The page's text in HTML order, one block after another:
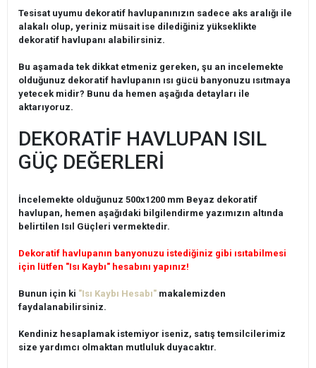
Tesisat uyumu dekoratif havlupanınızın sadece aks aralığı ile
alakalı olup, yeriniz müsait ise dilediğiniz yükseklikte
dekoratif havlupanı alabilirsiniz.
Bu aşamada tek dikkat etmeniz gereken, şu an incelemekte
olduğunuz dekoratif havlupanın ısı gücü banyonuzu ısıtmaya
yetecek midir? Bunu da hemen aşağıda detayları ile
aktarıyoruz.
DEKORATİF HAVLUPAN ISIL
GÜÇ DEĞERLERİ
İncelemekte olduğunuz 500x1200 mm Beyaz dekoratif
havlupan, hemen aşağıdaki bilgilendirme yazımızın altında
belirtilen Isıl Güçleri vermektedir.
Dekoratif havlupanın banyonuzu istediğiniz gibi ısıtabilmesi
için lütfen "Isı Kaybı" hesabını yapınız!
Bunun için ki "Isı Kaybı Hesabı" makalemizden
faydalanabilirsiniz.
Kendiniz hesaplamak istemiyor iseniz, satış temsilcilerimiz
size yardımcı olmaktan mutluluk duyacaktır.